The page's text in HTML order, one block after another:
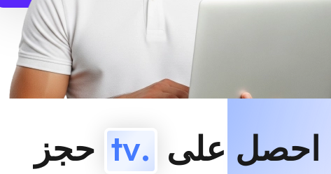
متاح!
احصل على .tv
حجز